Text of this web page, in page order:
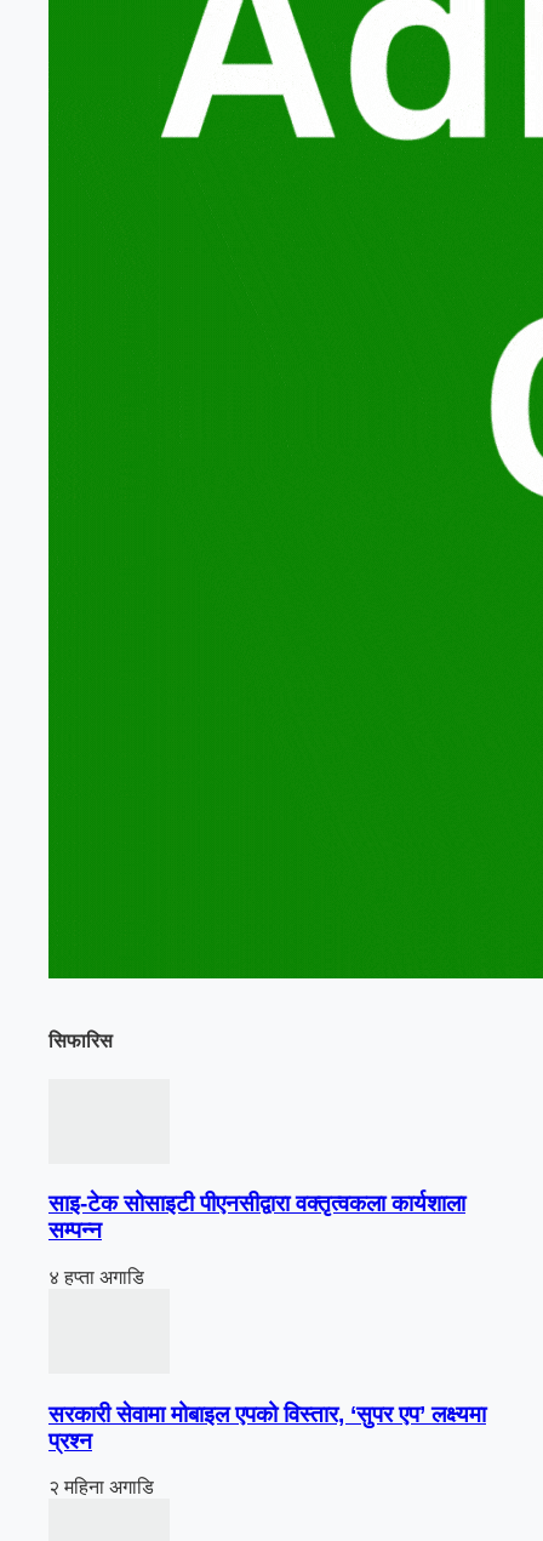
सिफारिस
साइ-टेक सोसाइटी पीएनसीद्वारा वक्तृत्वकला कार्यशाला
सम्पन्न
४ हप्ता अगाडि
सरकारी सेवामा मोबाइल एपको विस्तार, ‘सुपर एप’ लक्ष्यमा
प्रश्न
२ महिना अगाडि